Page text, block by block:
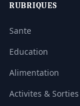
RUBRIQUES
Sante
Education
Alimentation
Activites & Sorties